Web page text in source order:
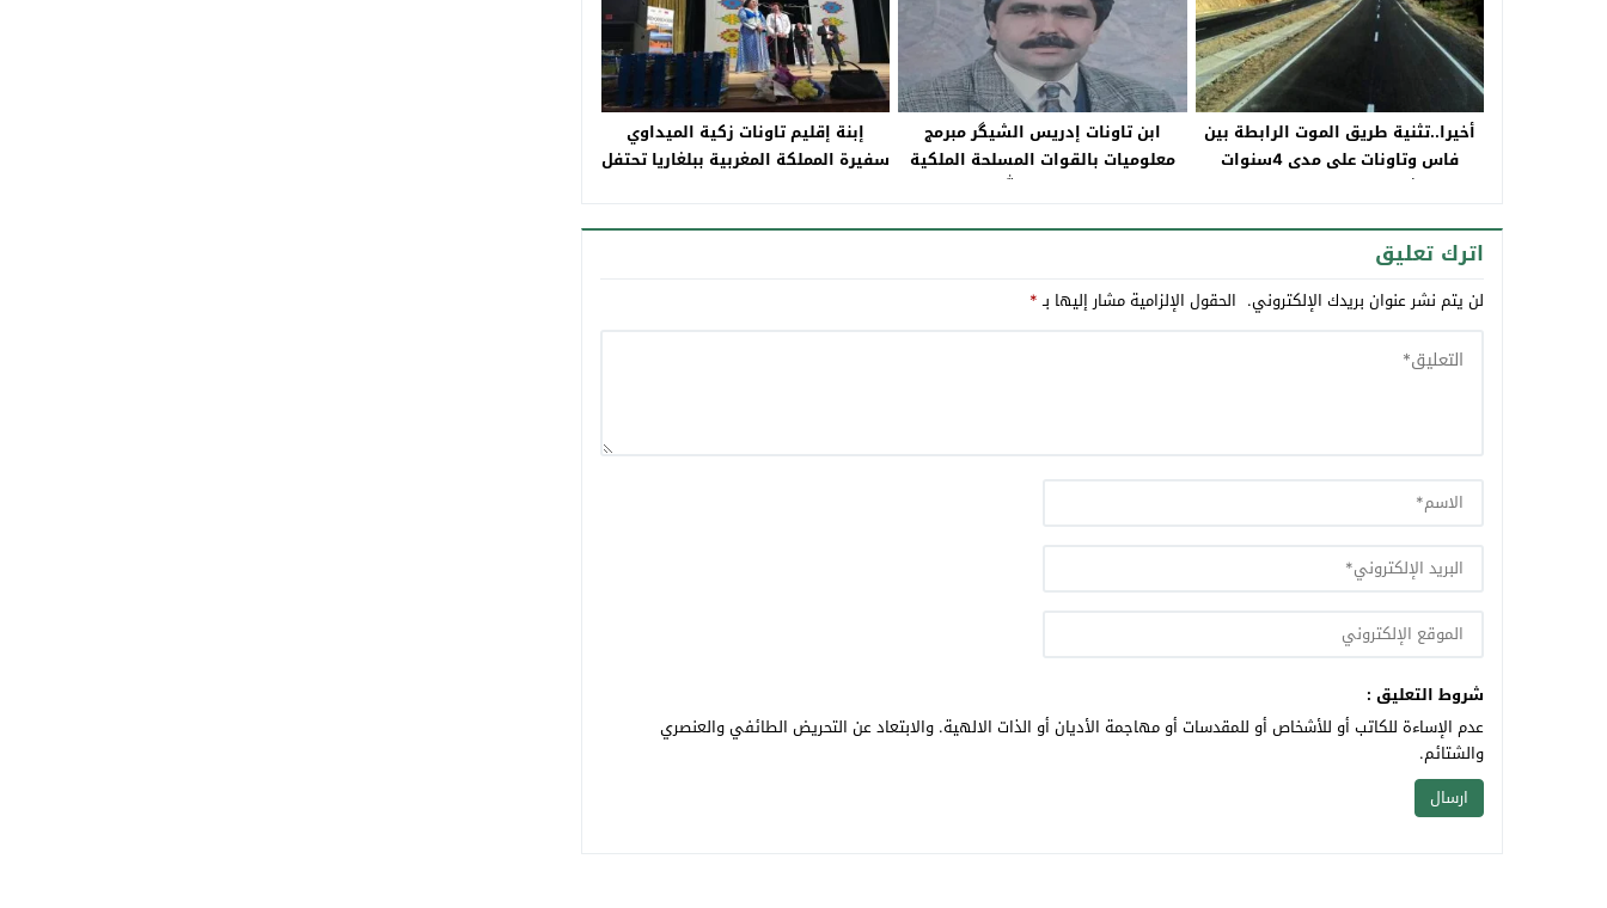
أخيرا..تثنية طريق الموت الرابطة بين
فاس وتاونات على مدى 4سنوات
باستثمار يتجاوز 15مليار سنتيم
ابن تاونات إدريس الشيگر مبرمج
معلوميات بالقوات المسلحة الملكية
في ذمة الله
إبنة إقليم تاونات زكية الميداوي
سفيرة المملكة المغربية ببلغاريا تحتفل
اترك تعليق
لن يتم نشر عنوان بريدك الإلكتروني. الحقول الإلزامية مشار إليها بـ*
شروط التعليق :
عدم الإساءة للكاتب أو للأشخاص أو للمقدسات أو مهاجمة الأديان أو الذات الالهية. والابتعاد عن التحريض الطائفي والعنصري
والشتائم.